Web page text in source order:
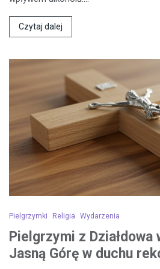
Czytaj dalej
Pielgrzymki Religia Wydarzenia
Pielgrzymi z Działdowa
Jasną Górę w duchu